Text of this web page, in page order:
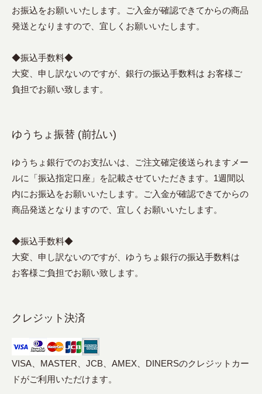
お振込をお願いいたします。ご入金が確認できてからの商品
発送となりますので、宜しくお願いいたします。
◆振込手数料◆
大変、申し訳ないのですが、銀行の振込手数料は お客様ご
負担でお願い致します。
ゆうちょ振替 (前払い)
ゆうちょ銀行でのお支払いは、ご注文確定後送られますメー
ルに「振込指定口座」を記載させていただきます。1週間以
内にお振込をお願いいたします。ご入金が確認できてからの
商品発送となりますので、宜しくお願いいたします。
◆振込手数料◆
大変、申し訳ないのですが、ゆうちょ銀行の振込手数料は
お客様ご負担でお願い致します。
クレジット決済
VISA、MASTER、JCB、AMEX、DINERSのクレジットカー
ドがご利用いただけます。